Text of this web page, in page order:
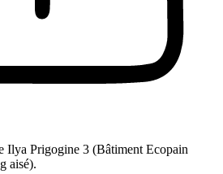
Ilya Prigogine 3 (Bâtiment Ecopain
aisé).